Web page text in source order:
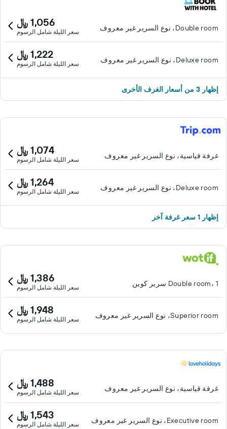
Double room، نوع السرير غير معروف 1,056 ﷼
سعر الليلة شامل الرسوم
Deluxe room، نوع السرير غير معروف 1,222 ﷼
سعر الليلة شامل الرسوم
إظهار 3 من أسعار الغرف الأخرى
غرفة قياسية، نوع السرير غير معروف 1,074 ﷼
سعر الليلة شامل الرسوم
Deluxe room، نوع السرير غير معروف 1,264 ﷼
سعر الليلة شامل الرسوم
إظهار 1 سعر غرفة آخر
Double room، 1 سرير كوين 1,386 ﷼
سعر الليلة شامل الرسوم
Superior room، نوع السرير غير معروف 1,948 ﷼
سعر الليلة شامل الرسوم
غرفة قياسية، نوع السرير غير معروف 1,488 ﷼
سعر الليلة شامل الرسوم
Executive room، نوع السرير غير معروف 1,543 ﷼
سعر الليلة شامل الرسوم